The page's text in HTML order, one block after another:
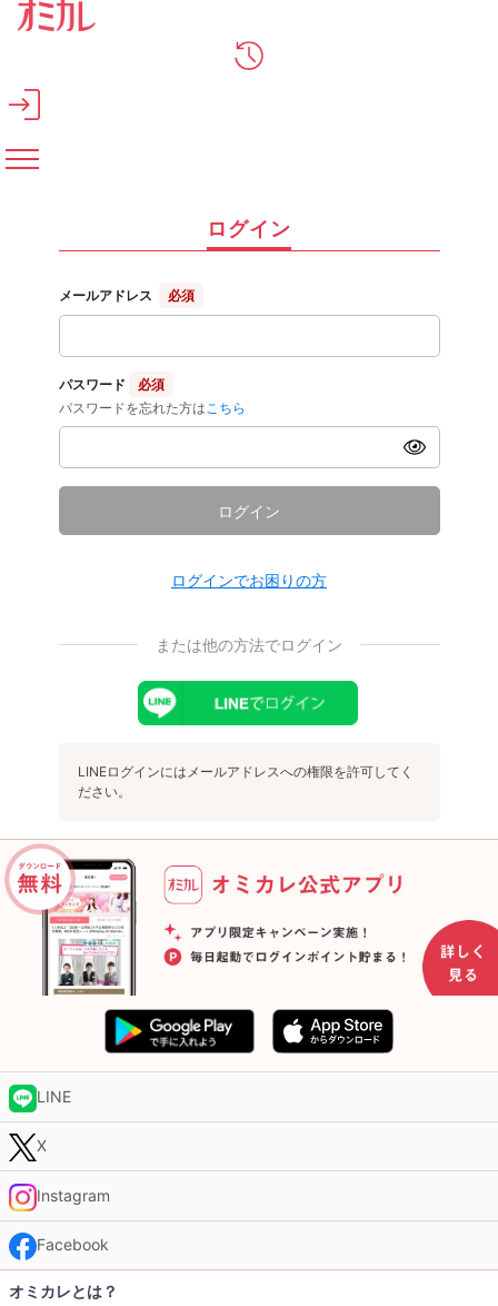
メインコンテンツへスキップ
ログイン
メールアドレス 必須
パスワード
必須
パスワードを忘れた方は こちら
ログイン
ログインでお困りの方
または他の方法でログイン
LINEログインにはメールアドレスへの権限を許可してく
ださい。
LINE
X
Instagram
Facebook
オミカレとは？